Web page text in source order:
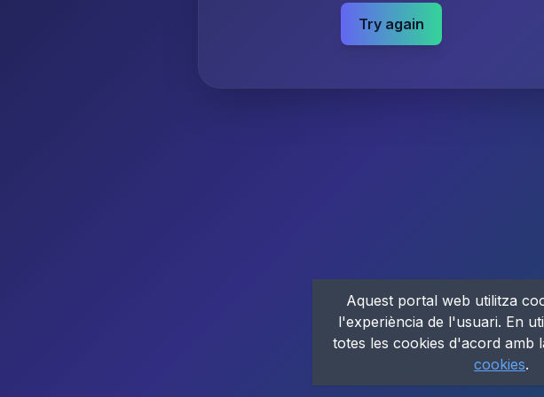
Try again
Aquest portal web utilitza
l'experiència de l'usuari. En
totes les cookies d'acord amb
cookies.